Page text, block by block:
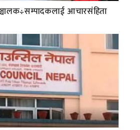
आचारसंहिता